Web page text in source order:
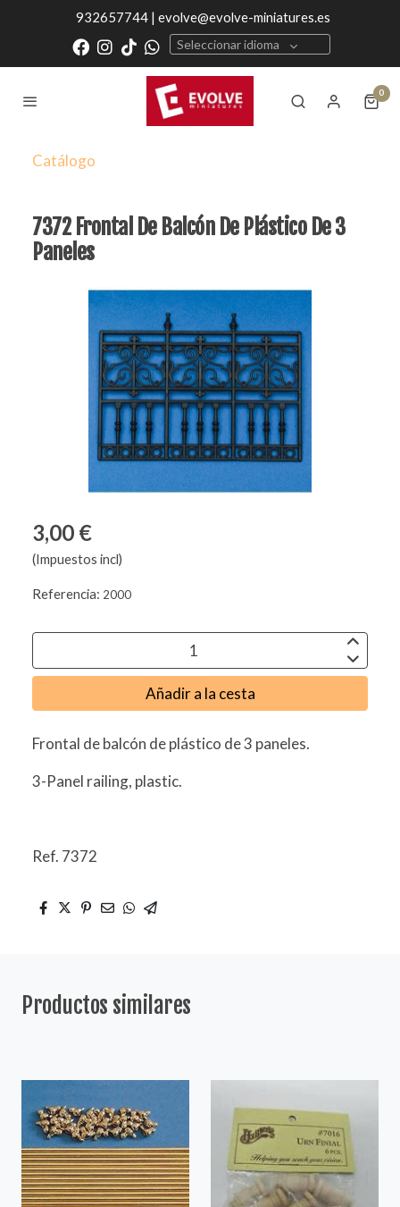
932657744 | evolve@evolve-miniatures.es
Seleccionar idioma
0
Catálogo
7372 Frontal De Balcón De Plástico De 3
Paneles
3,00 €
(Impuestos incl)
Referencia: 2000
Añadir a la cesta
Frontal de balcón de plástico de 3 paneles.
3-Panel railing, plastic.
Ref. 7372
Productos similares